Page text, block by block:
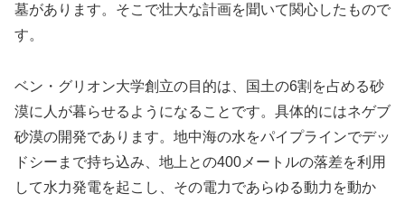
墓があります。そこで壮大な計画を聞いて関心したもので
す。
ベン・グリオン大学創立の目的は、国土の6割を占める砂
漠に人が暮らせるようになることです。具体的にはネゲブ
砂漠の開発であります。地中海の水をパイプラインでデッ
ドシーまで持ち込み、地上との400メートルの落差を利用
して水力発電を起こし、その電力であらゆる動力を動か